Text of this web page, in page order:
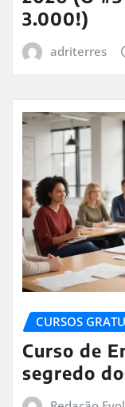
3.000!)
adriterres
CURSOS
Curso de
segredo